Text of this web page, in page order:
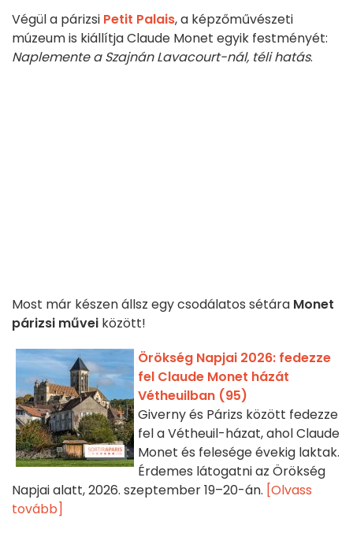
Végül a párizsi Petit Palais, a képzőművészeti
múzeum is kiállítja Claude Monet egyik festményét:
Naplemente a Szajnán Lavacourt-nál, téli hatás.
Most már készen állsz egy csodálatos sétára Monet
párizsi művei között!
Örökség Napjai 2026: fedezze
fel Claude Monet házát
Vétheuilban (95)
Giverny és Párizs között fedezze
fel a Vétheuil-házat, ahol Claude
Monet és felesége évekig laktak.
Érdemes látogatni az Örökség
Napjai alatt, 2026. szeptember 19–20-án. [Olvass
tovább]